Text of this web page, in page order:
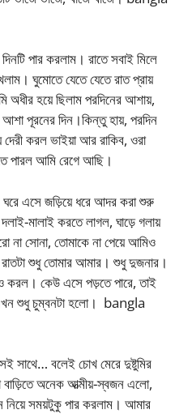
পার করলাম। রাতে সবাই মিলে
ঘুমোতে যেতে যেতে রাত প্রায়
হয়ে ছিলাম পরদিনের আশায়,
পূরনের দিন।কিন্তু হায়, পরদিন
করল ভাইয়া আর রাকিব, ওরা
পারল আমি রেগে আছি।
এসে জড়িয়ে ধরে আদর করা শুরু
মালাই করতে লাগল, ঘাড়ে গলায়
না সোনা, তোমাকে না পেয়ে আমিও
শুধু তোমার আমার। শুধু দুজনার।
করল। কেউ এসে পড়তে পারে, তাই
শুধু চুম্বনটা হলো। bangla
সাথে… বলেই চোখ মেরে দুষ্টুমির
বাড়িতে অনেক আত্মীয়-স্বজন এলো,
সময়টুকু পার করলাম। আমার